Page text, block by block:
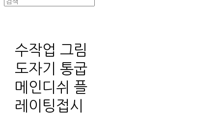
수작업 그림
도자기 통굽
메인디쉬 플
레이팅접시